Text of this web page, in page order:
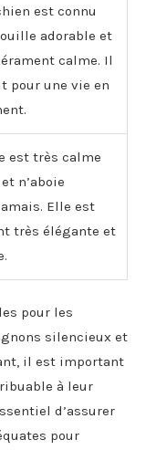
est connu
adorable et
calme. Il
pour une vie en
est très calme
n’aboie
Elle est
très élégante et
pour les
silencieux et
il est important
à leur
d’assurer
pour